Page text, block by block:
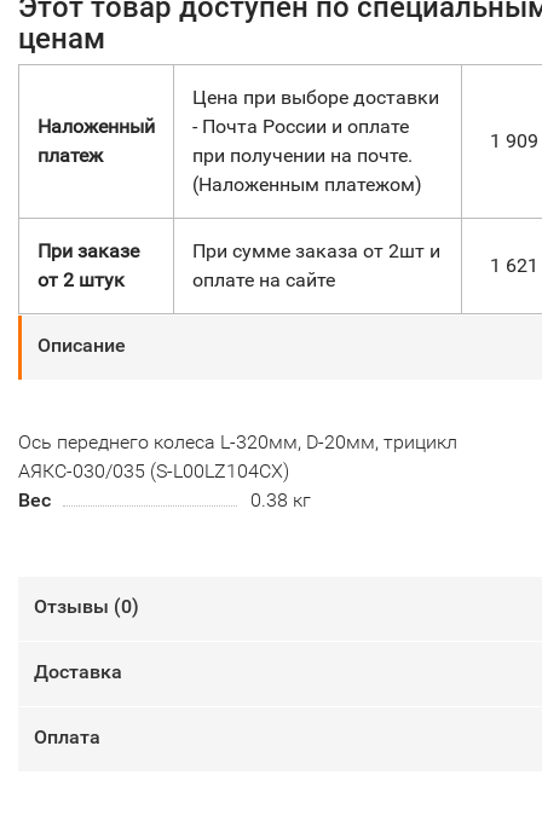
ценам
Наложенный
платеж
Цена при выборе доставки
- Почта России и оплате
при получении на почте.
(Наложенным платежом)
1 909
При заказе
от 2 штук
При сумме заказа от 2шт и
оплате на сайте
1 621
Описание
Ось переднего колеса L-320мм, D-20мм, трицикл
АЯКС-030/035 (S-L00LZ104CX)
Вес
0.38 кг
Отзывы (0)
Доставка
Оплата